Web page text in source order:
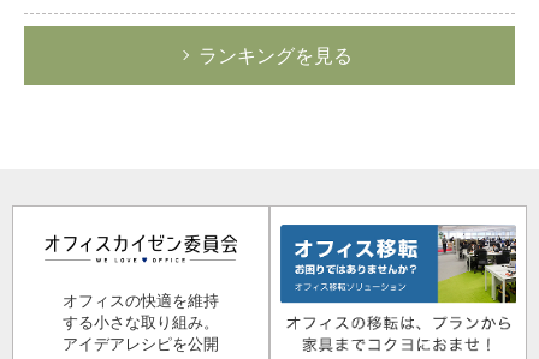
ランキングを見る
オフィスの快適を維持
する小さな取り組み。
アイデアレシピを公開